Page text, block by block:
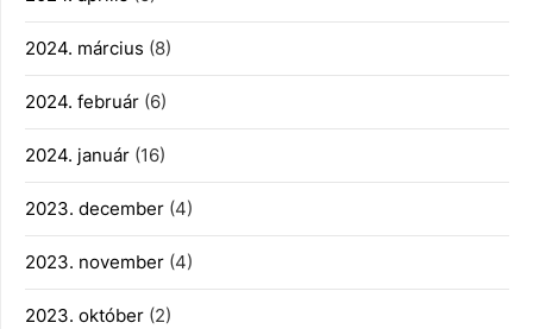
2024. március (8)
2024. február (6)
2024. január (16)
2023. december (4)
2023. november (4)
2023. október (2)